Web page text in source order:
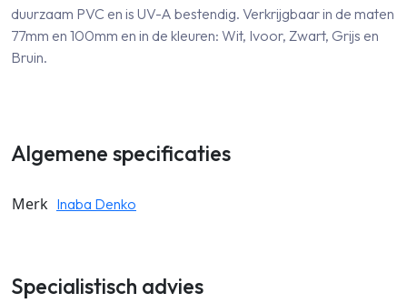
duurzaam PVC en is UV-A bestendig. Verkrijgbaar in de maten
77mm en 100mm en in de kleuren: Wit, Ivoor, Zwart, Grijs en
Bruin.
Algemene specificaties
Merk Inaba Denko
Specialistisch advies